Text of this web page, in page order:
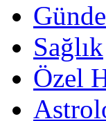
Sağlık
Özel